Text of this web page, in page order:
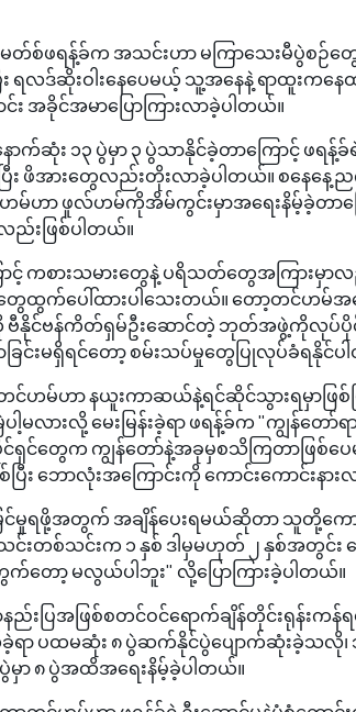
တ်စ်ဖရန့်ခ်က အသင်းဟာ မကြာသေးမီပွဲစဉ်တွ
ရလဒ်ဆိုးဝါးနေပေမယ့် သူ့အနေနဲ့ ရာထူးက
င်း အခိုင်အမာပြောကြားလာခဲ့ပါတယ်။
က်ဆုံး ၁၃ ပွဲမှာ ၃ ပွဲသာနိုင်ခဲ့တာကြောင့် ဖရန့်
း ဖိအားတွေလည်းတိုးလာခဲ့ပါတယ်။ စနေနေ့
ဟာ ဖူလ်ဟမ်ကိုအိမ်ကွင်းမှာအရေးနိမ့်ခဲ့တာက
ည်းဖြစ်ပါတယ်။
ာင့် ကစားသမားတွေနဲ့ ပရိသတ်တွေအကြားမှ
ေထွက်ပေါ်ထားပါသေးတယ်။ တော့တင်ဟမ်အ
နိုင်ဗန်ကိတ်ရှမ်ဦးဆောင်တဲ့ ဘုတ်အဖွဲ့ကိုလုပ်ပိုင်
းမရှိရင်တော့ စမ်းသပ်မှုတွေပြုလုပ်ခံရနိုင်ပ
င်ဟမ်ဟာ နယူးကာဆယ်နဲ့ရင်ဆိုင်သွားရမှာဖြစ်
လားလို့ မေးမြန်းခဲ့ရာ ဖရန့်ခ်က "ကျွန်တေ
င်တွေက ကျွန်တော်နဲ့အခုမှစသိကြတာဖြစ်ပ
ဘောလုံးအကြောင်းကို ကောင်းကောင်းနာ
မှုရဖို့အတွက် အချိန်ပေးရမယ်ဆိုတာ သူတို့ကော
းတစ်သင်းက ၁ နှစ် ဒါမှမဟုတ် ၂ နှစ်အတွင်း အ
တော့ မလွယ်ပါဘူး" လို့ပြောကြားခဲ့ပါတယ်။
းပြအဖြစ်စတင်ဝင်ရောက်ချိန်တိုင်းရုန်းကန်
ပထမဆုံး ၈ ပွဲဆက်နိုင်ပွဲပျောက်ဆုံးခဲ့သလို
မှာ ၈ ပွဲအထိအရေးနိမ့်ခဲ့ပါတယ်။